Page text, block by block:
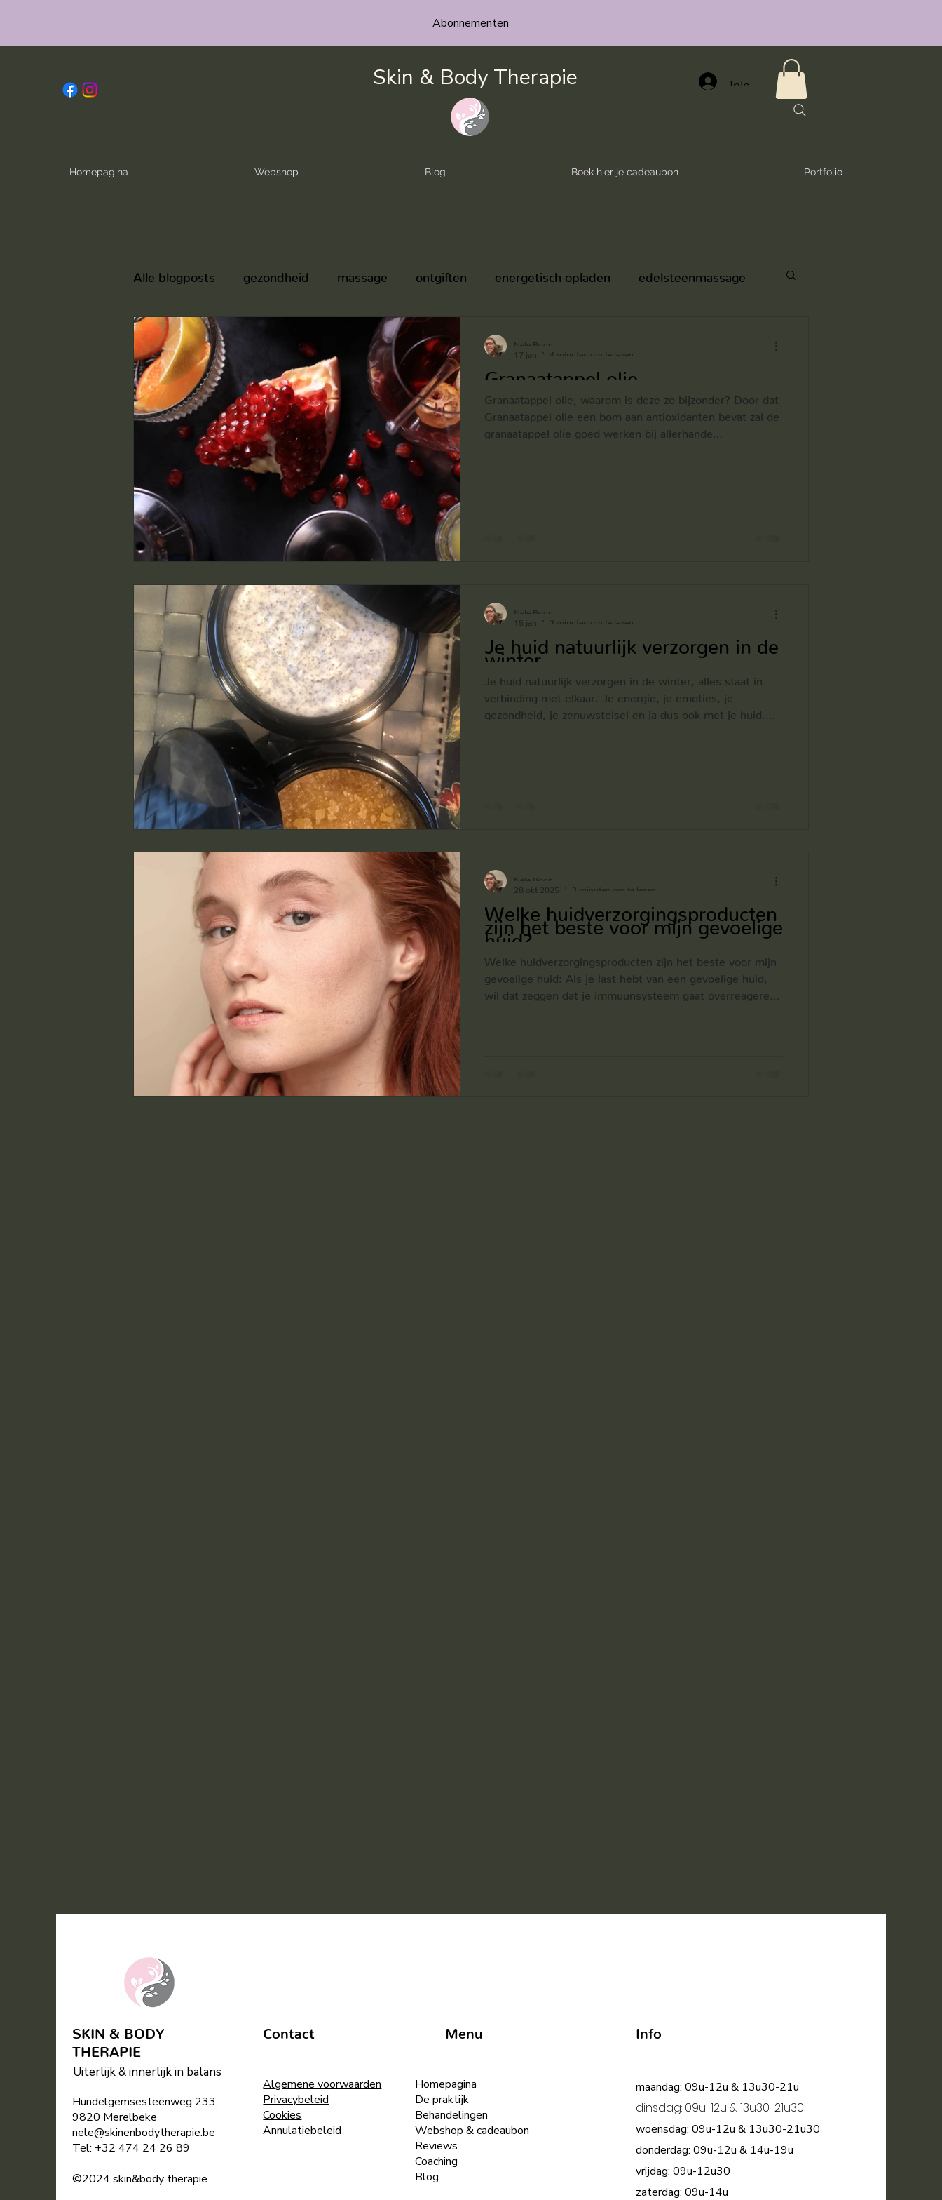
Abonnementen
Skin & Body Therapie Inloggen
Homepagina Webshop Blog Boek hier je cadeaubon Portfolio
Alle blogposts gezondheid massage ontgiften energetisch opladen edelsteenmassage
healing massage energie zuiveren zelfliefde
huidpeeling hydrabrasie voedingssuplementen
Natuurlijke huidverzorging Gevoelige huid Holistische verwen behandeling
Holistische lichaamsmassage
Granaatappel olie
Granaatappel olie, waarom is deze zo bijzonder? Door dat
Granaatappel olie een bom aan antioxidanten bevat zal de
granaatappel olie goed werken bij allerhande
Nele Boon
17 jan
4 minuten om te lezen
Je huid natuurlijk verzorgen in de
winter.
Je huid natuurlijk verzorgen in de winter, alles staat in
verbinding met elkaar. Je energie, je emoties, je
gezondheid, je zenuwstelsel en ja dus ook met je huid.
Nele Boon
15 jan
2 minuten om te lezen
Welke huidverzorgingsproducten
zijn het beste voor mijn gevoelige
huid?
Welke huidverzorgingsproducten zijn het beste voor mijn
gevoelige huid: Als je last hebt van een gevoelige huid,
wil dat zeggen dat je immuunsysteem gaat overreageren
Nele Boon
28 okt 2025
3 minuten om te lezen
SKIN & BODY
THERAPIE
Uiterlijk & innerlijk in balans
Hundelgemsesteenweg 233,
9820 Merelbeke
nele@skinenbodytherapie.be
Tel: +32 474 24 26 89
©2024 skin&body therapie
Contact
Algemene voorwaarden
Privacybeleid
Cookies
Annulatiebeleid
Menu Info
maandag: 09u-12u & 13u30-21u
dinsdag: 09u-12u & 13u30-21u30
woensdag: 09u-12u & 13u30-21u30
donderdag: 09u-12u & 14u-19u
vrijdag: 09u-12u30
zaterdag: 09u-14u
Homepagina
De praktijk
Behandelingen
Webshop & cadeaubon
Reviews
Coaching
Blog